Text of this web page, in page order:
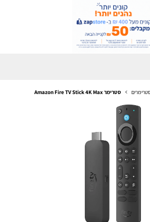
סטרימר Amazon Fire TV Stick 4K Max